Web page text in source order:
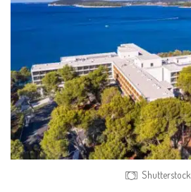
Shutterstock